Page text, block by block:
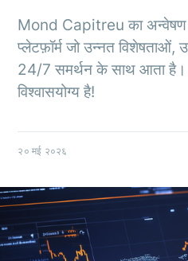
Mond Capitreu का अन्वेषण
प्लेटफ़ॉर्म जो उन्नत विशेषताओं,
24/7 समर्थन के साथ आता है।
विश्वासयोग्य है!
२० मई २०२६